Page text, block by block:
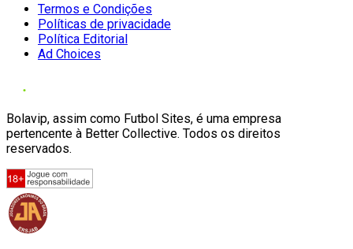
Termos e Condições
Políticas de privacidade
Política Editorial
Ad Choices
Bolavip, assim como Futbol Sites, é uma empresa
pertencente à Better Collective. Todos os direitos
reservados.